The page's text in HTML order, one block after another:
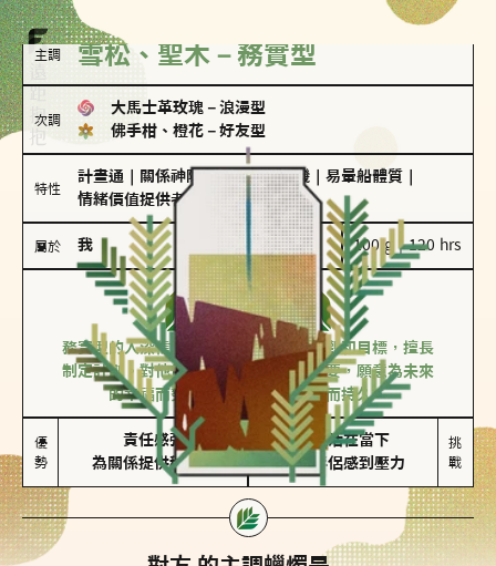
主調 雪松、聖木－務實型
次調
大馬士革玫瑰 － 浪漫型
佛手柑、橙花 － 好友型
特性
計畫通 關係神隊友 驚喜製造機 易暈船體質
情緒價值提供者
屬於 我 100 g｜120 hrs
務實型
雪松、聖木
務實型的人深信愛情立基於共同的價值觀和目標，擅長
制定計劃。對他們來說，感情穩定最重要，願意為未來
的幸福而努力，讓愛情變得踏實而持久。
優
勢
責任感強
為關係提供穩定度
較難活在當下
易讓伴侶感到壓力
挑
戰